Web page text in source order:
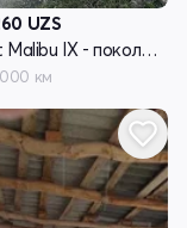
UZS
Chevrolet Malibu IX - поколение рестайлинг
км